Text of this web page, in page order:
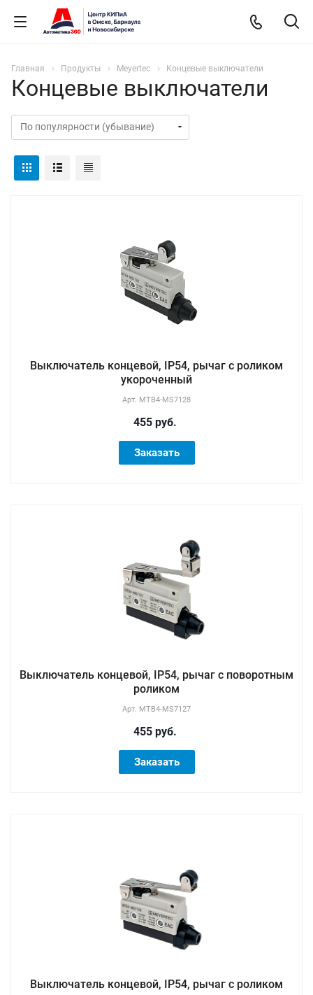
Главная Продукты Meyertec Концевые выключатели
Концевые выключатели
Выключатель концевой, IP54, рычаг с роликом
укороченный
Арт. MTB4-MS7128
455 руб.
Заказать
Выключатель концевой, IP54, рычаг с поворотным
роликом
Арт. MTB4-MS7127
455 руб.
Заказать
Выключатель концевой, IP54, рычаг с роликом